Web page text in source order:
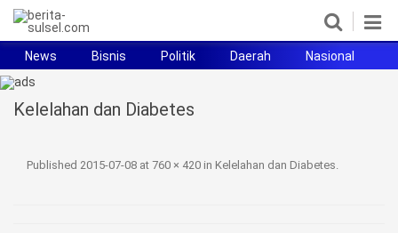
Home
Politik
News Bisnis Politik Daerah Nasional
Kelelahan dan Diabetes
Published 2015-07-08 at 760 × 420 in Kelelahan dan Diabetes.